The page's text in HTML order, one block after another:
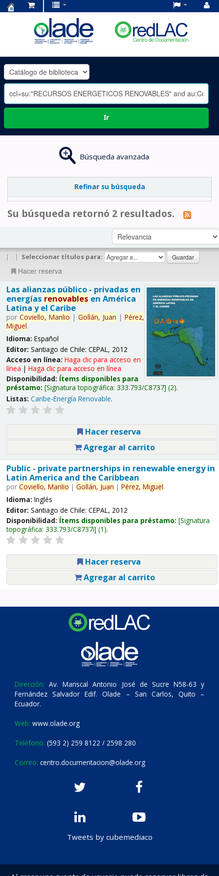
OLADE
-
Ir
Búsqueda avanzada
Refinar su búsqueda
Su búsqueda retornó 2 resultados.
| | Seleccionar títulos para:
Hacer reserva
Las alianzas público - privadas en
energías renovables en América
Latina y el Caribe
por Coviello, Manlio | Gollán, Juan | Pérez,
Miguel.
Idioma: Español
Editor: Santiago de Chile: CEPAL, 2012
Acceso en línea: Haga clic para acceso en
línea | Haga clic para acceso en línea
Disponibilidad: Ítems disponibles para
préstamo: Signatura topográfica: 333.793/C8737 (2).
Listas: Caribe-Energía Renovable.
Hacer reserva
Agregar al carrito
Public - private partnerships in renewable energy in
Latin America and the Caribbean
por Coviello, Manlio | Gollán, Juan | Pérez, Miguel.
Idioma: Inglés
Editor: Santiago de Chile: CEPAL, 2012
Disponibilidad: Ítems disponibles para préstamo: Signatura
topográfica: 333.793/C8737i (1).
Hacer reserva
Agregar al carrito
Dirección: Av. Mariscal Antonio José de Sucre N58-63 y
Fernández Salvador Edif. Olade – San Carlos, Quito –
Ecuador.
Web: www.olade.org
Teléfono: (593 2) 259 8122 / 2598 280
Correo: centro.documentacion@olade.org
Tweets by cubemediaco